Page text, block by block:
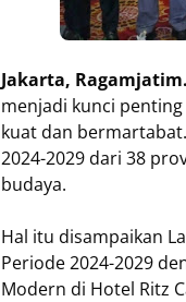
Jakarta,
menjadi kunci
kuat dan
2024-2029 dari 38
budaya.
Hal itu disampaikan
Periode 2024-2029
Modern di Hotel Ritz